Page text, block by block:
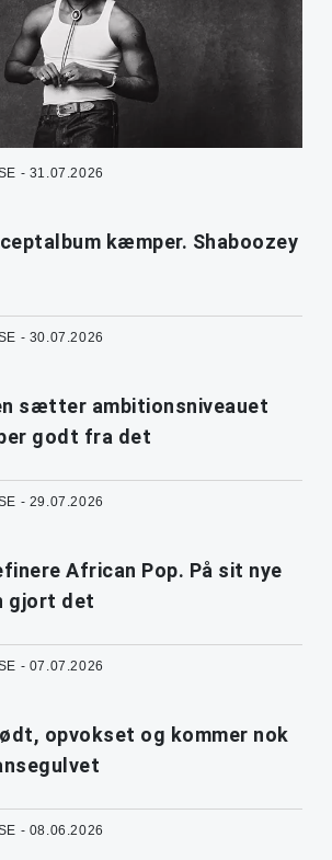
- 31.07.2026
kæmper. Shaboozey
- 30.07.2026
sætter ambitionsniveauet
godt fra det
- 29.07.2026
African Pop. På sit nye
gjort det
- 07.07.2026
opvokset og kommer nok
- 08.06.2026